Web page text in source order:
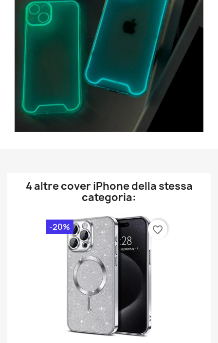
4 altre cover iPhone della stessa
categoria:
-20% favorite_border